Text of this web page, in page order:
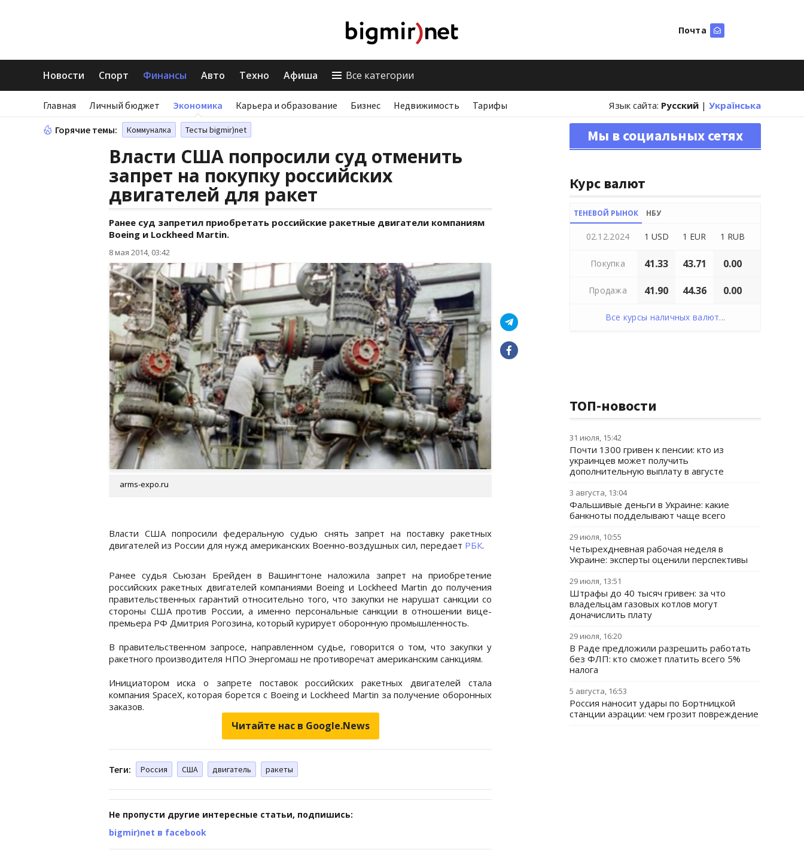
Почта
Новости Спорт Финансы Авто Техно Афиша Все категории
Главная Личный бюджет Экономика Карьера и образование Бизнес Недвижимость Тарифы Язык сайта: Русский | Українська
Горячие темы: Коммуналка Тесты bigmir)net
Власти США попросили суд отменить
запрет на покупку российских
двигателей для ракет
Ранее суд запретил приобретать российские ракетные двигатели компаниям
Boeing и Lockheed Martin.
8 мая 2014, 03:42
arms-expo.ru
Власти США попросили федеральную судью снять запрет на поставку ракетных
двигателей из России для нужд американских Военно-воздушных сил, передает РБК.
Ранее судья Сьюзан Брейден в Вашингтоне наложила запрет на приобретение
российских ракетных двигателей компаниями Boeing и Lockheed Martin до получения
правительственных гарантий относительно того, что закупки не нарушат санкции со
стороны США против России, а именно персональные санкции в отношении вице-
премьера РФ Дмитрия Рогозина, который курирует оборонную промышленность.
В правительственном запросе, направленном судье, говорится о том, что закупки у
ракетного производителя НПО Энергомаш не противоречат американским санкциям.
Инициатором иска о запрете поставок российских ракетных двигателей стала
компания SpaceX, которая борется с Boeing и Lockheed Martin за получение оборонных
заказов.
Читайте нас в Google.News
Теги: Россия США двигатель ракеты
Не пропусти другие интересные статьи, подпишись:
bigmir)net в facebook
Мы в социальных сетях
Курс валют
ТЕНЕВОЙ РЫНОК НБУ
02.12.2024 1 USD 1 EUR 1 RUB
Покупка 41.33 43.71 0.00
Продажа 41.90 44.36 0.00
Все курсы наличных валют...
ТОП-новости
31 июля, 15:42
Почти 1300 гривен к пенсии: кто из
украинцев может получить
дополнительную выплату в августе
3 августа, 13:04
Фальшивые деньги в Украине: какие
банкноты подделывают чаще всего
29 июля, 10:55
Четырехдневная рабочая неделя в
Украине: эксперты оценили перспективы
29 июля, 13:51
Штрафы до 40 тысяч гривен: за что
владельцам газовых котлов могут
доначислить плату
29 июля, 16:20
В Раде предложили разрешить работать
без ФЛП: кто сможет платить всего 5%
налога
5 августа, 16:53
Россия наносит удары по Бортницкой
станции аэрации: чем грозит повреждение